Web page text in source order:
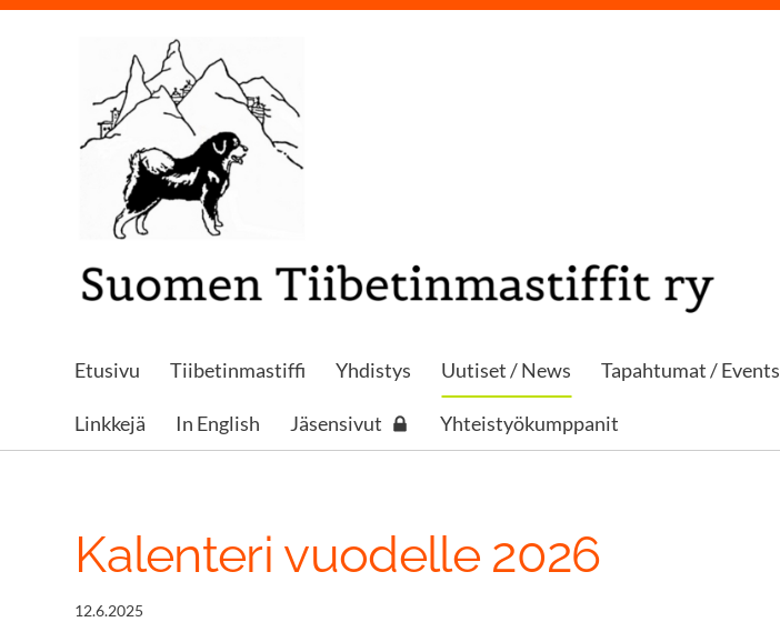
LOGON PAIKKA
Etusivu Tiibetinmastiffi Yhdistys Uutiset / News Tapahtumat / Events
Linkkejä In English Jäsensivut Yhteistyökumppanit
Kalenteri vuodelle 2026
12.6.2025